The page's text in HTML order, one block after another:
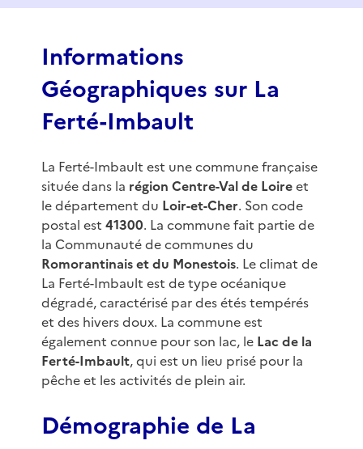
f
Informations
Géographiques sur La
Ferté-Imbault
La Ferté-Imbault est une commune française
située dans la région Centre-Val de Loireet
le département du Loir-et-Cher. Son code
postal est 41300. La commune fait partie de
la Communauté de communes du
Romorantinais et du Monestois. Le climat de
La Ferté-Imbault est de type océanique
dégradé, caractérisé par des étés tempérés
et des hivers doux. La commune est
également connue pour son lac, le Lac de la
Ferté-Imbault, qui est un lieu prisé pour la
pêche et les activités de plein air.
Démographie de La